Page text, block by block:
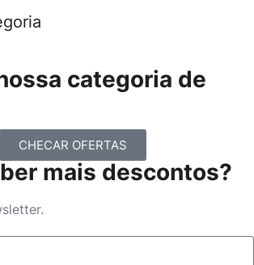
categoria de
CHECAR OFERTAS
mais descontos?